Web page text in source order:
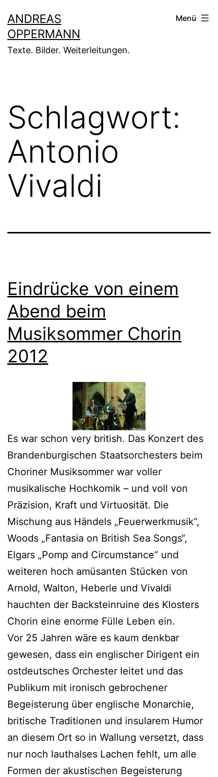
Inhalt
springen
ANDREAS
OPPERMANN
Texte. Bilder. Weiterleitungen.
Menü
Schlagwort:
Antonio
Vivaldi
Eindrücke von einem
Abend beim
Musiksommer Chorin
2012
Es war schon very british. Das Konzert des
Brandenburgischen Staatsorchesters beim
Choriner Musiksommer war voller
musikalische Hochkomik – und voll von
Präzision, Kraft und Virtuosität. Die
Mischung aus Händels „Feuerwerkmusik“,
Woods „Fantasia on British Sea Songs“,
Elgars „Pomp and Circumstance“ und
weiteren hoch amüsanten Stücken von
Arnold, Walton, Heberle und Vivaldi
hauchten der Backsteinruine des Klosters
Chorin eine enorme Fülle Leben ein.
Vor 25 Jahren wäre es kaum denkbar
gewesen, dass ein englischer Dirigent ein
ostdeutsches Orchester leitet und das
Publikum mit ironisch gebrochener
Begeisterung über englische Monarchie,
britische Traditionen und insularem Humor
an diesem Ort so in Wallung versetzt, dass
nur noch lauthalses Lachen fehlt, um alle
Formen der akustischen Begeisterung